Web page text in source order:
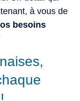
à vous de
besoins